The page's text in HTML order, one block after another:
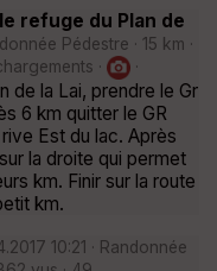
refuge du Plan de
Pédestre · 15 km ·
·
·
de la Lai, prendre le Gr
6 km quitter le GR
Est du lac. Après
la droite qui permet
km. Finir sur la route
km.
10:21 · Randonnée